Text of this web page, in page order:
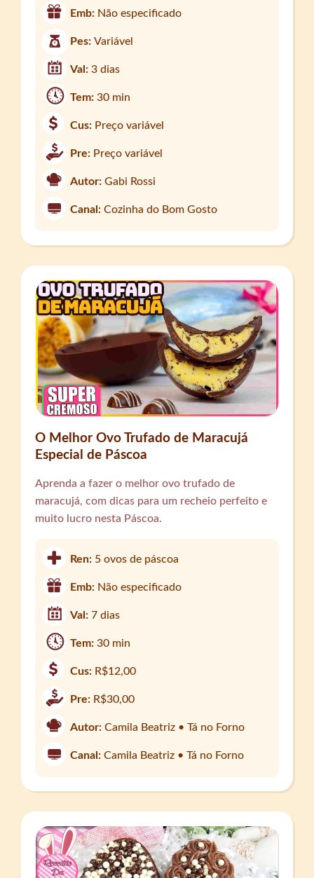
Emb: Não especificado
Pes:Variável
Val:3 dias
Tem:30 min
Cus: Preço variável
Pre: Preço variável
Autor: Gabi Rossi
Canal: Cozinha do Bom Gosto
O Melhor Ovo Trufado de Maracujá
Especial de Páscoa
Aprenda a fazer o melhor ovo trufado de
maracujá, com dicas para um recheio perfeito e
muito lucro nesta Páscoa.
Ren: 5 ovos de páscoa
Emb: Não especificado
Val:7 dias
Tem:30 min
Cus: R$12,00
Pre: R$30,00
Autor: Camila Beatriz • Tá no Forno
Canal: Camila Beatriz • Tá no Forno